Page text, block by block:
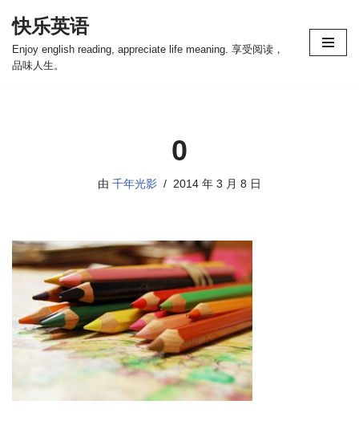
跳
至
快乐英语
Enjoy english reading, appreciate life meaning. 享受阅读，
品味人生。
0
由 千年光影 2014 年 3 月 8 日